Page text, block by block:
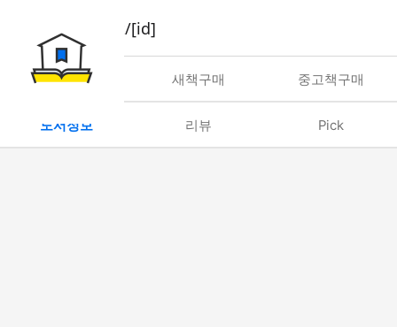
book/rent/[id]
대여 새책구매 중고책구매
도서정보 리뷰 Pick